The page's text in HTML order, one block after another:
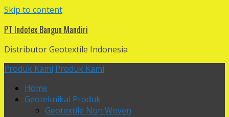
Skip to content
PT Indotex Bangun Mandiri
Distributor Geotextile Indonesia
Produk Kami Produk Kami
Home
Geoteknikal Produk
Geotextile Non Woven